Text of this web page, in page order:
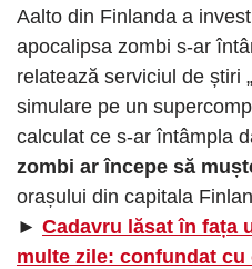
Aalto din Finlanda a
apocalipsa zombi s-ar
relatează serviciul de știri „
simulare pe un
calculat ce s-ar întâmpla
zombi ar începe să
orașului din capitala
► Cadavru lăsat în fața
multe zile: confundat cu